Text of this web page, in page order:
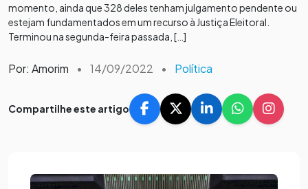
momento, ainda que 328 deles tenham julgamento pendente ou
estejam fundamentados em um recurso à Justiça Eleitoral.
Terminou na segunda-feira passada, […]
Por: Amorim • 14/09/2022 • Política
Compartilhe este artigo